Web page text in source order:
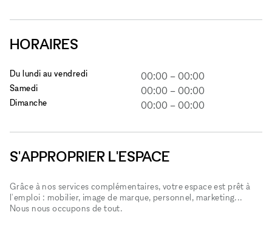
HORAIRES
Du lundi au vendredi 00:00 – 00:00
Samedi 00:00 – 00:00
Dimanche 00:00 – 00:00
S'APPROPRIER L'ESPACE
Grâce à nos services complémentaires, votre espace est prêt à
l'emploi : mobilier, image de marque, personnel, marketing...
Nous nous occupons de tout.